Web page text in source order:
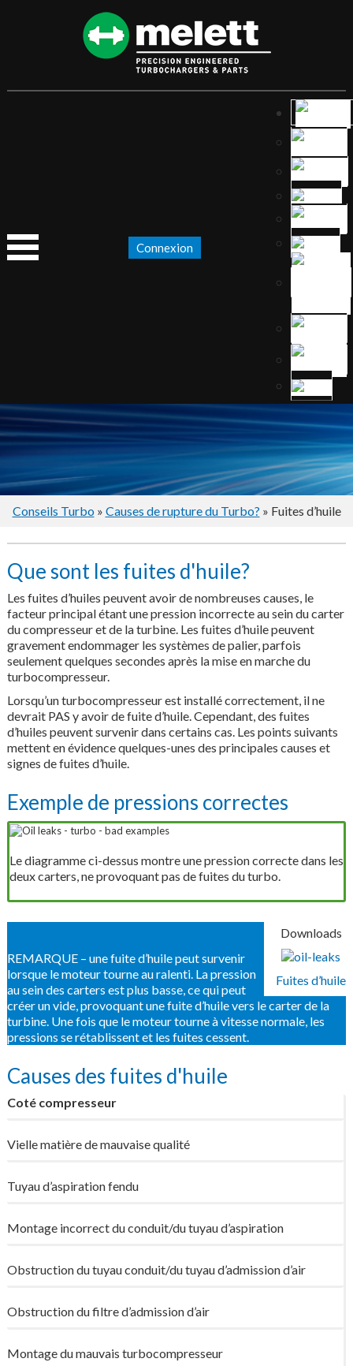
Connexion
Conseils Turbo» Causes de rupture du Turbo? » Fuites d’huile
Que sont les fuites d'huile?
Les fuites d’huiles peuvent avoir de nombreuses causes, le
facteur principal étant une pression incorrecte au sein du carter
du compresseur et de la turbine. Les fuites d’huile peuvent
gravement endommager les systèmes de palier, parfois
seulement quelques secondes après la mise en marche du
turbocompresseur.
Lorsqu’un turbocompresseur est installé correctement, il ne
devrait PAS y avoir de fuite d’huile. Cependant, des fuites
d’huiles peuvent survenir dans certains cas. Les points suivants
mettent en évidence quelques-unes des principales causes et
signes de fuites d’huile.
Exemple de pressions correctes
Le diagramme ci-dessus montre une pression correcte dans les
deux carters, ne provoquant pas de fuites du turbo.
Downloads
Fuites d’huile
REMARQUE – une fuite d’huile peut survenir
lorsque le moteur tourne au ralenti. La pression
au sein des carters est plus basse, ce qui peut
créer un vide, provoquant une fuite d’huile vers le carter de la
turbine. Une fois que le moteur tourne à vitesse normale, les
pressions se rétablissent et les fuites cessent.
Causes des fuites d'huile
Coté compresseur
Vielle matière de mauvaise qualité
Tuyau d’aspiration fendu
Montage incorrect du conduit/du tuyau d’aspiration
Obstruction du tuyau conduit/du tuyau d’admission d’air
Obstruction du filtre d’admission d’air
Montage du mauvais turbocompresseur